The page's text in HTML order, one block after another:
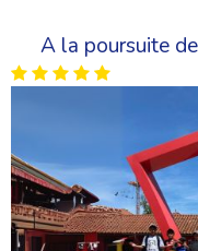
A la poursuite